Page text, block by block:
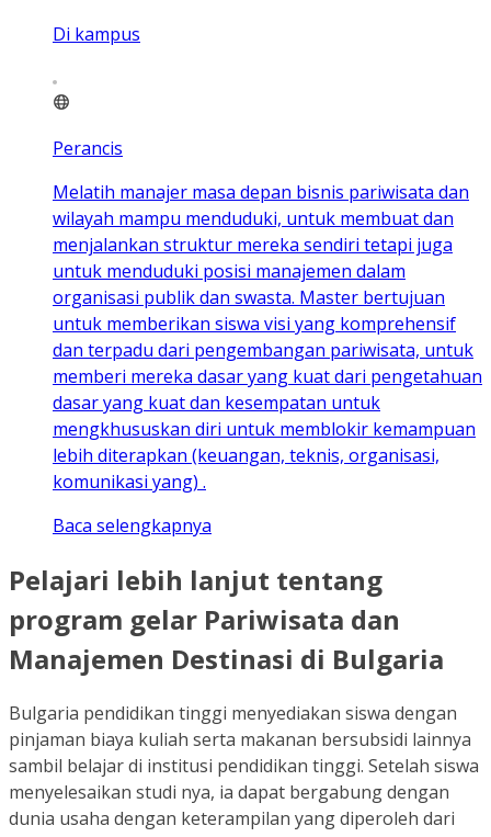
Di kampus
Perancis
Melatih manajer masa depan bisnis pariwisata dan
wilayah mampu menduduki, untuk membuat dan
menjalankan struktur mereka sendiri tetapi juga
untuk menduduki posisi manajemen dalam
organisasi publik dan swasta. Master bertujuan
untuk memberikan siswa visi yang komprehensif
dan terpadu dari pengembangan pariwisata, untuk
memberi mereka dasar yang kuat dari pengetahuan
dasar yang kuat dan kesempatan untuk
mengkhususkan diri untuk memblokir kemampuan
lebih diterapkan (keuangan, teknis, organisasi,
komunikasi yang) .
Baca selengkapnya
Pelajari lebih lanjut tentang
program gelar Pariwisata dan
Manajemen Destinasi di Bulgaria
Bulgaria pendidikan tinggi menyediakan siswa dengan
pinjaman biaya kuliah serta makanan bersubsidi lainnya
sambil belajar di institusi pendidikan tinggi. Setelah siswa
menyelesaikan studi nya, ia dapat bergabung dengan
dunia usaha dengan keterampilan yang diperoleh dari